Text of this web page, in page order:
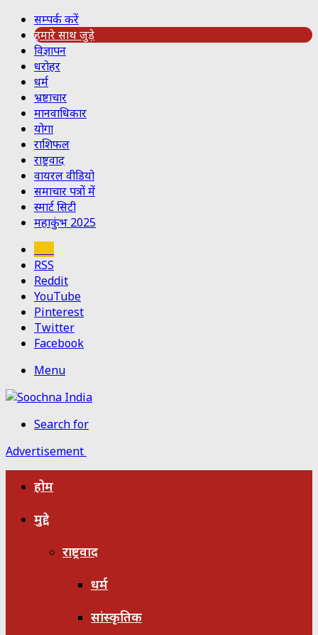
सम्पर्क करें
हमारे साथ जुड़े
विज्ञापन
धरोहर
धर्म
भ्रष्टाचार
मानवाधिकार
योगा
राशिफल
राष्ट्रवाद
वायरल वीडियो
समाचार पत्रों में
स्मार्ट सिटी
महाकुंभ 2025
RSS
Reddit
YouTube
Pinterest
Twitter
Facebook
Menu
Search for
Advertisement
होम
मुद्दे
राष्ट्रवाद
धर्म
सांस्कृतिक